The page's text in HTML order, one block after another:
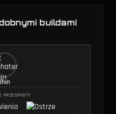
buildami
PRZEDMIOTY